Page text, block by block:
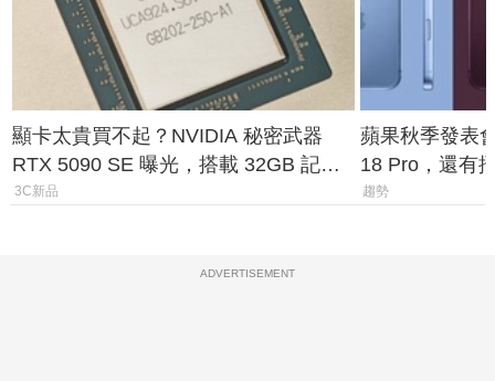
顯卡太貴買不起？NVIDIA 秘密武器
RTX 5090 SE 曝光，搭載 32GB 記憶
體
3C新品
蘋果秋季發表
18 Pro，還有
測一次看
趨勢
ADVERTISEMENT